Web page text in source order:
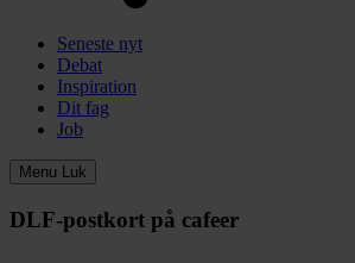
Seneste nyt
Debat
Inspiration
Dit fag
Job
Menu Luk
DLF-postkort på cafeer